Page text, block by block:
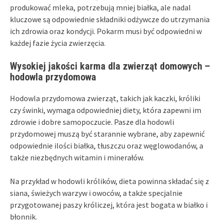
produkować mleka, potrzebują mniej białka, ale nadal
kluczowe są odpowiednie składniki odżywcze do utrzymania
ich zdrowia oraz kondycji. Pokarm musi być odpowiedni w
każdej fazie życia zwierzęcia.
Wysokiej jakości karma dla zwierząt domowych –
hodowla przydomowa
Hodowla przydomowa zwierząt, takich jak kaczki, króliki
czy świnki, wymaga odpowiedniej diety, która zapewni im
zdrowie i dobre samopoczucie. Pasze dla hodowli
przydomowej muszą być starannie wybrane, aby zapewnić
odpowiednie ilości białka, tłuszczu oraz węglowodanów, a
także niezbędnych witamin i minerałów.
Na przykład w hodowli królików, dieta powinna składać się z
siana, świeżych warzyw i owoców, a także specjalnie
przygotowanej paszy króliczej, która jest bogata w białko i
błonnik.